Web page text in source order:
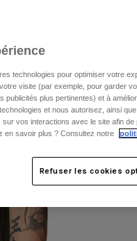
technologies pour optimiser votre
visite (par exemple, pour garder
publicités plus pertinentes) et à
et nous autorisez, ainsi
vos interactions avec le site afin
en savoir plus ? Consultez notre
Refuser les cookies